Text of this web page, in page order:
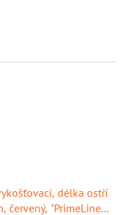
délka ostří
červený, "PrimeLine",